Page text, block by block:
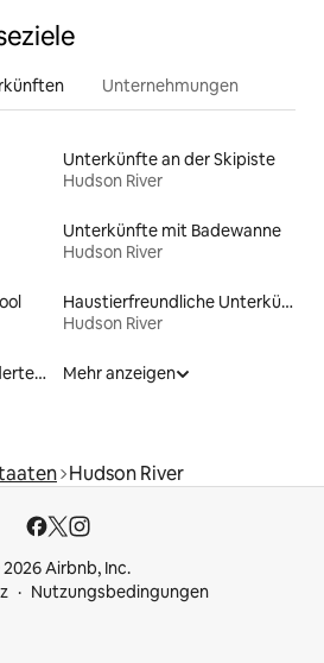
Unternehmungen
Unterkünfte an der Skipiste
Hudson River
Unterkünfte mit Badewanne
Hudson River
Haustierfreundliche Unterkünfte
Hudson River
Unterkünfte mit behindertengerechtem Bett
Mehr anzeigen
Hudson River
Airbnb, Inc.
Nutzungsbedingungen